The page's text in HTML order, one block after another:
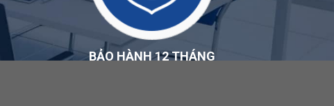
BẢO HÀNH 12 THÁNG